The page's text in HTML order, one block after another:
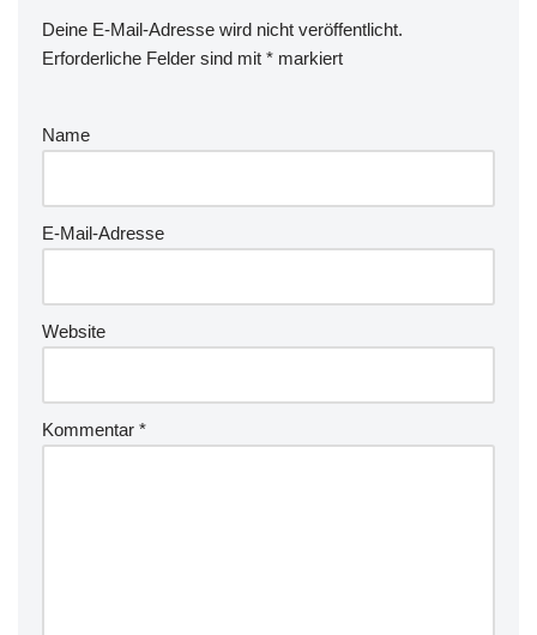
Deine E-Mail-Adresse wird nicht veröffentlicht.
Erforderliche Felder sind mit * markiert
Name
E-Mail-Adresse
Website
Kommentar *